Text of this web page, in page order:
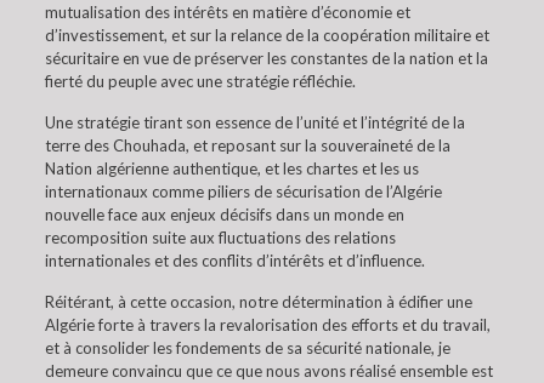
mutualisation des intérêts en matière d’économie et
d’investissement, et sur la relance de la coopération militaire et
sécuritaire en vue de préserver les constantes de la nation et la
fierté du peuple avec une stratégie réfléchie.
Une stratégie tirant son essence de l’unité et l’intégrité de la
terre des Chouhada, et reposant sur la souveraineté de la
Nation algérienne authentique, et les chartes et les us
internationaux comme piliers de sécurisation de l’Algérie
nouvelle face aux enjeux décisifs dans un monde en
recomposition suite aux fluctuations des relations
internationales et des conflits d’intérêts et d’influence.
Réitérant, à cette occasion, notre détermination à édifier une
Algérie forte à travers la revalorisation des efforts et du travail,
et à consolider les fondements de sa sécurité nationale, je
demeure convaincu que ce que nous avons réalisé ensemble est